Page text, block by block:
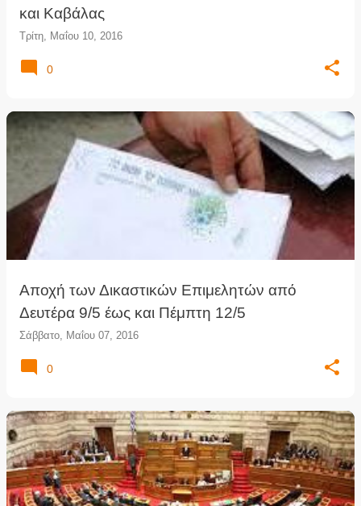
και Καβάλας
Τρίτη, Μαΐου 10, 2016
0
Αποχή των Δικαστικών Επιμελητών από
Δευτέρα 9/5 έως και Πέμπτη 12/5
Σάββατο, Μαΐου 07, 2016
0